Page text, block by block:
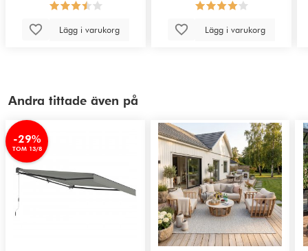
Lägg i varukorg Lägg i varukorg
Andra tittade även på
-29%
TOM 13/8